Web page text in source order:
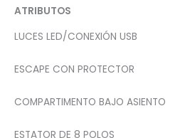
ATRIBUTOS
LUCES LED/CONEXIÓN USB
ESCAPE CON PROTECTOR
COMPARTIMENTO BAJO ASIENTO
ESTATOR DE 8 POLOS